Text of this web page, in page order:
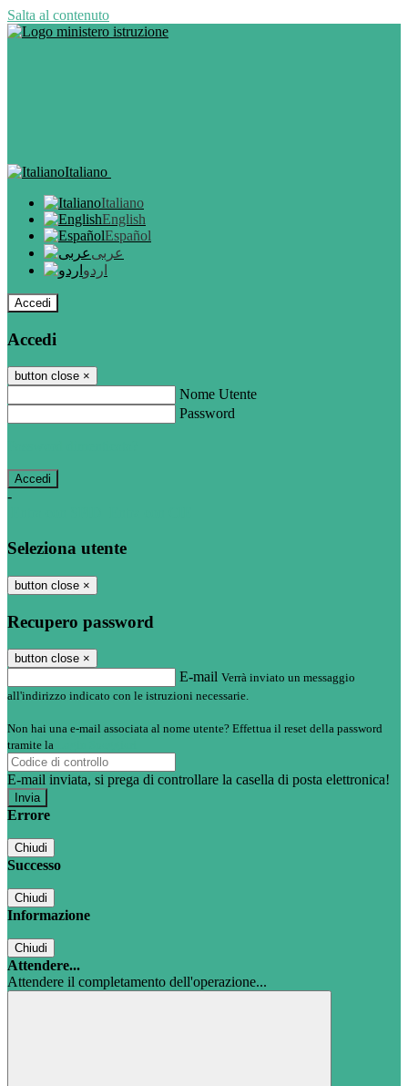
Salta al contenuto
Italiano
Italiano
English
Español
عربى
اردو
Accedi
Accedi
button close ×
Nome Utente
Password
-
Seleziona utente
button close ×
Recupero password
button close ×
E-mail Verrà inviato un messaggio
all'indirizzo indicato con le istruzioni necessarie.
Non hai una e-mail associata al nome utente? Effettua il reset della password
tramite la
E-mail inviata, si prega di controllare la casella di posta elettronica!
Errore
Chiudi
Successo
Chiudi
Informazione
Chiudi
Attendere...
Attendere il completamento dell'operazione...